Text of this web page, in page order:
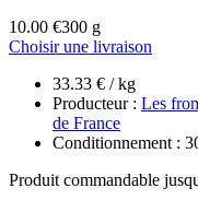
10.00 €300 g
Choisir une livraison
33.33 € / kg
Producteur : Les
de France
Conditionnement :
Produit commandable